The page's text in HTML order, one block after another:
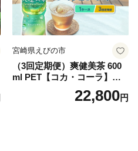
宮崎県えびの市
（3回定期便）爽健美茶 600
ml PET【コカ・コーラ】ペ
ットボトル 1ケース(24本) 定
期便 3回(72本) セット お茶
22,800円